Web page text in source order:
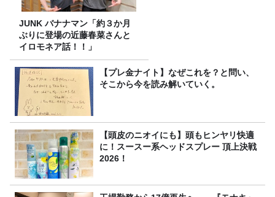
JUNK バナナマン「約３か月
ぶりに登場の近藤春菜さんと
イロモネア話！！」
【プレ金ナイト】なぜこれを？と問い、
そこから今を読み解いていく。
【頭皮のニオイにも】頭もヒンヤリ快適
に！スースー系ヘッドスプレー 頂上決戦
2026！